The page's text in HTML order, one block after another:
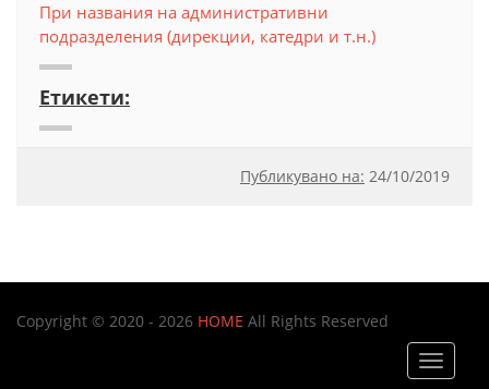
При названия на административни
подразделения (дирекции, катедри и т.н.)
Етикети:
Публикувано на: 24/10/2019
Copyright © 2020 - 2026 HOME All Rights Reserved
Toggle